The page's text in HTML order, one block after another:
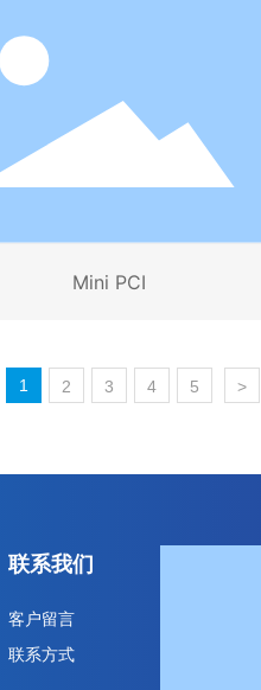
Mini PCI
1 2 3 4 5 >
联系我们
客户留言
联系方式